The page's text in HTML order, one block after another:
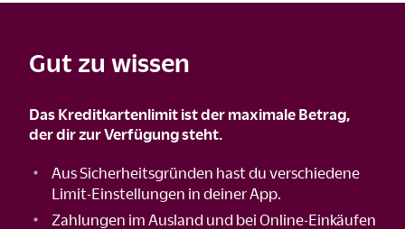
Gut zu wissen
Das Kreditkartenlimit ist der maximale Betrag,
der dir zur Verfügung steht.
Aus Sicherheitsgründen hast du verschiedene
Limit-Einstellungen in deiner App.
Zahlungen im Ausland und bei Online-Einkäufen